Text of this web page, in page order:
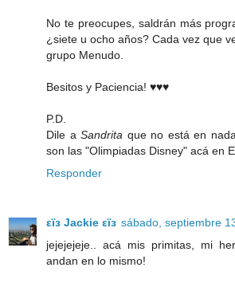
No te preocupes, saldrán más
¿siete u ocho años? Cada vez que
grupo Menudo.
Besitos y Paciencia! ♥♥♥
P.D.
Dile aSandrita que no está en
son las "Olimpiadas Disney" acá en
Responder
εïз Jackie εïз sábado, septiembre
jejejejeje.. acá mis primitas, mi
andan en lo mismo!